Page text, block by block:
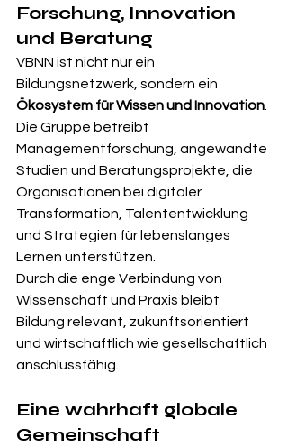
Forschung, Innovation
und Beratung
VBNN ist nicht nur ein
Bildungsnetzwerk, sondern ein
Ökosystem für Wissen und Innovation
Die Gruppe betreibt
Managementforschung, angewandte
Studien und Beratungsprojekte, die
Organisationen bei digitaler
Transformation, Talententwicklung
und Strategien für lebenslanges
Lernen unterstützen.
Durch die enge Verbindung von
Wissenschaft und Praxis bleibt
Bildung relevant, zukunftsorientiert
und wirtschaftlich wie gesellschaftlich
anschlussfähig.
Eine wahrhaft globale
Gemeinschaft